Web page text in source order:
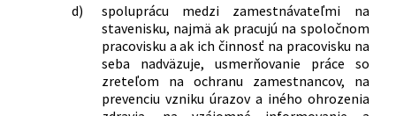
d)
spoluprácu medzi zamestnávateľmi na
stavenisku, najmä ak pracujú na spoločnom
pracovisku a ak ich činnosť na pracovisku na
seba nadväzuje, usmerňovanie práce so
zreteľom na ochranu zamestnancov, na
prevenciu vzniku úrazov a iného ohrozenia